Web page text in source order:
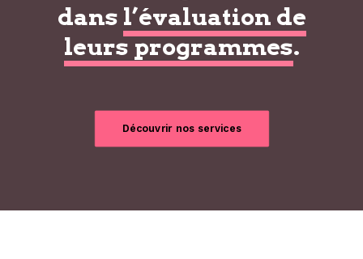
dans l’évaluation de
leurs programmes.
Découvrir nos services